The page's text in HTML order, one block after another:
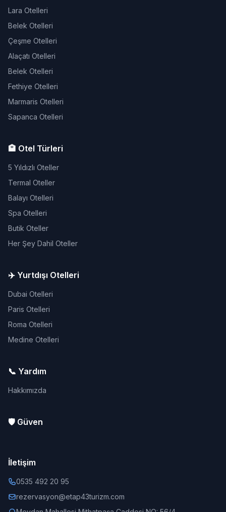
Lara Otelleri
Belek Otelleri
Çeşme Otelleri
Alaçatı Otelleri
Belek Otelleri
Fethiye Otelleri
Marmaris Otelleri
Sapanca Otelleri
🏨 Otel Türleri
5 Yıldızlı Oteller
Termal Oteller
Balayı Otelleri
Spa Otelleri
Butik Oteller
Her Şey Dahil Oteller
✈️ Yurtdışı Otelleri
Dubai Otelleri
Paris Otelleri
Roma Otelleri
Medine Otelleri
📞 Yardım
Hakkımızda
🛡️ Güven
İletişim
0535 492 20 95
rezervasyon@etap43turizm.com